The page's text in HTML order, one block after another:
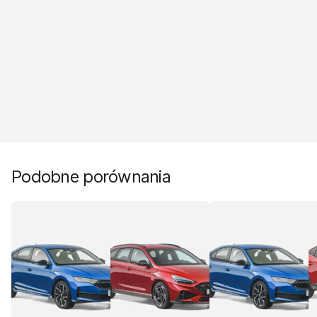
Podobne porównania